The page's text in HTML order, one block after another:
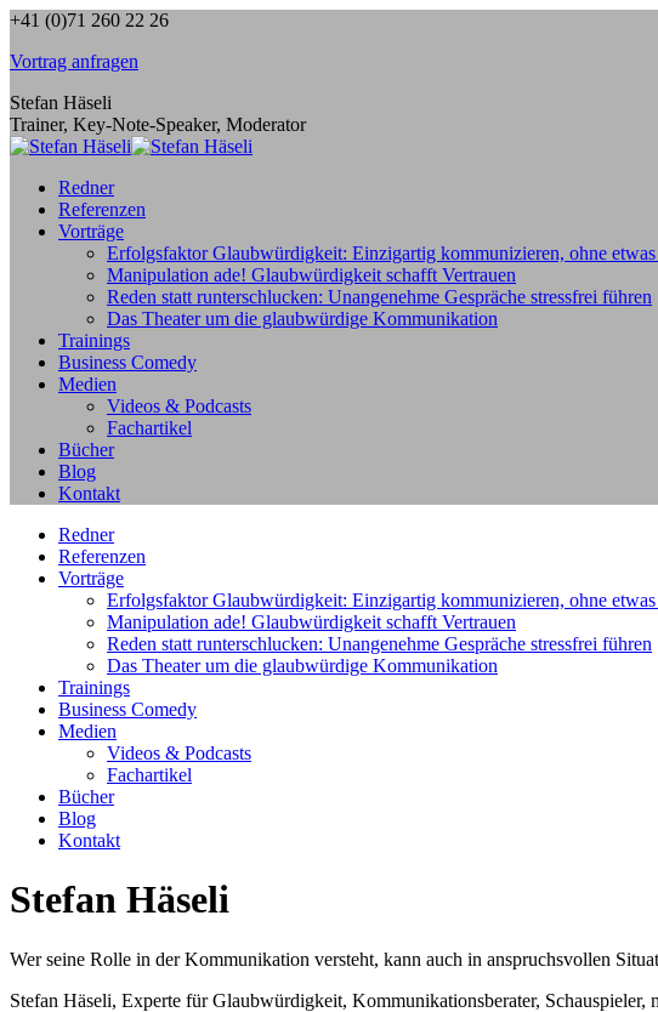
Zum
springen
+41 (0)71 260 22 26
Vortrag anfragen
Stefan Häseli
Trainer, Key-Note-Speaker, Moderator
Redner
Referenzen
Vorträge
Erfolgsfaktor Glaubwürdigkeit: Einzigartig kommunizieren, ohne etwas
Manipulation ade! Glaubwürdigkeit schafft Vertrauen
Reden statt runterschlucken: Unangenehme Gespräche stressfrei führen
Das Theater um die glaubwürdige Kommunikation
Trainings
Business Comedy
Medien
Videos & Podcasts
Fachartikel
Bücher
Blog
Kontakt
Redner
Referenzen
Vorträge
Erfolgsfaktor Glaubwürdigkeit: Einzigartig kommunizieren, ohne etwas
Manipulation ade! Glaubwürdigkeit schafft Vertrauen
Reden statt runterschlucken: Unangenehme Gespräche stressfrei führen
Das Theater um die glaubwürdige Kommunikation
Trainings
Business Comedy
Medien
Videos & Podcasts
Fachartikel
Bücher
Blog
Kontakt
Stefan Häseli
Wer seine Rolle in der Kommunikation versteht, kann auch in anspruchsvollen
Stefan Häseli, Experte für Glaubwürdigkeit, Kommunikationsberater,